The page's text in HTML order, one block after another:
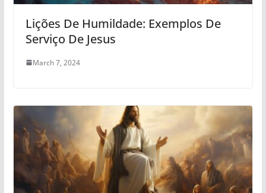
Lições De Humildade: Exemplos De
Serviço De Jesus
March 7, 2024